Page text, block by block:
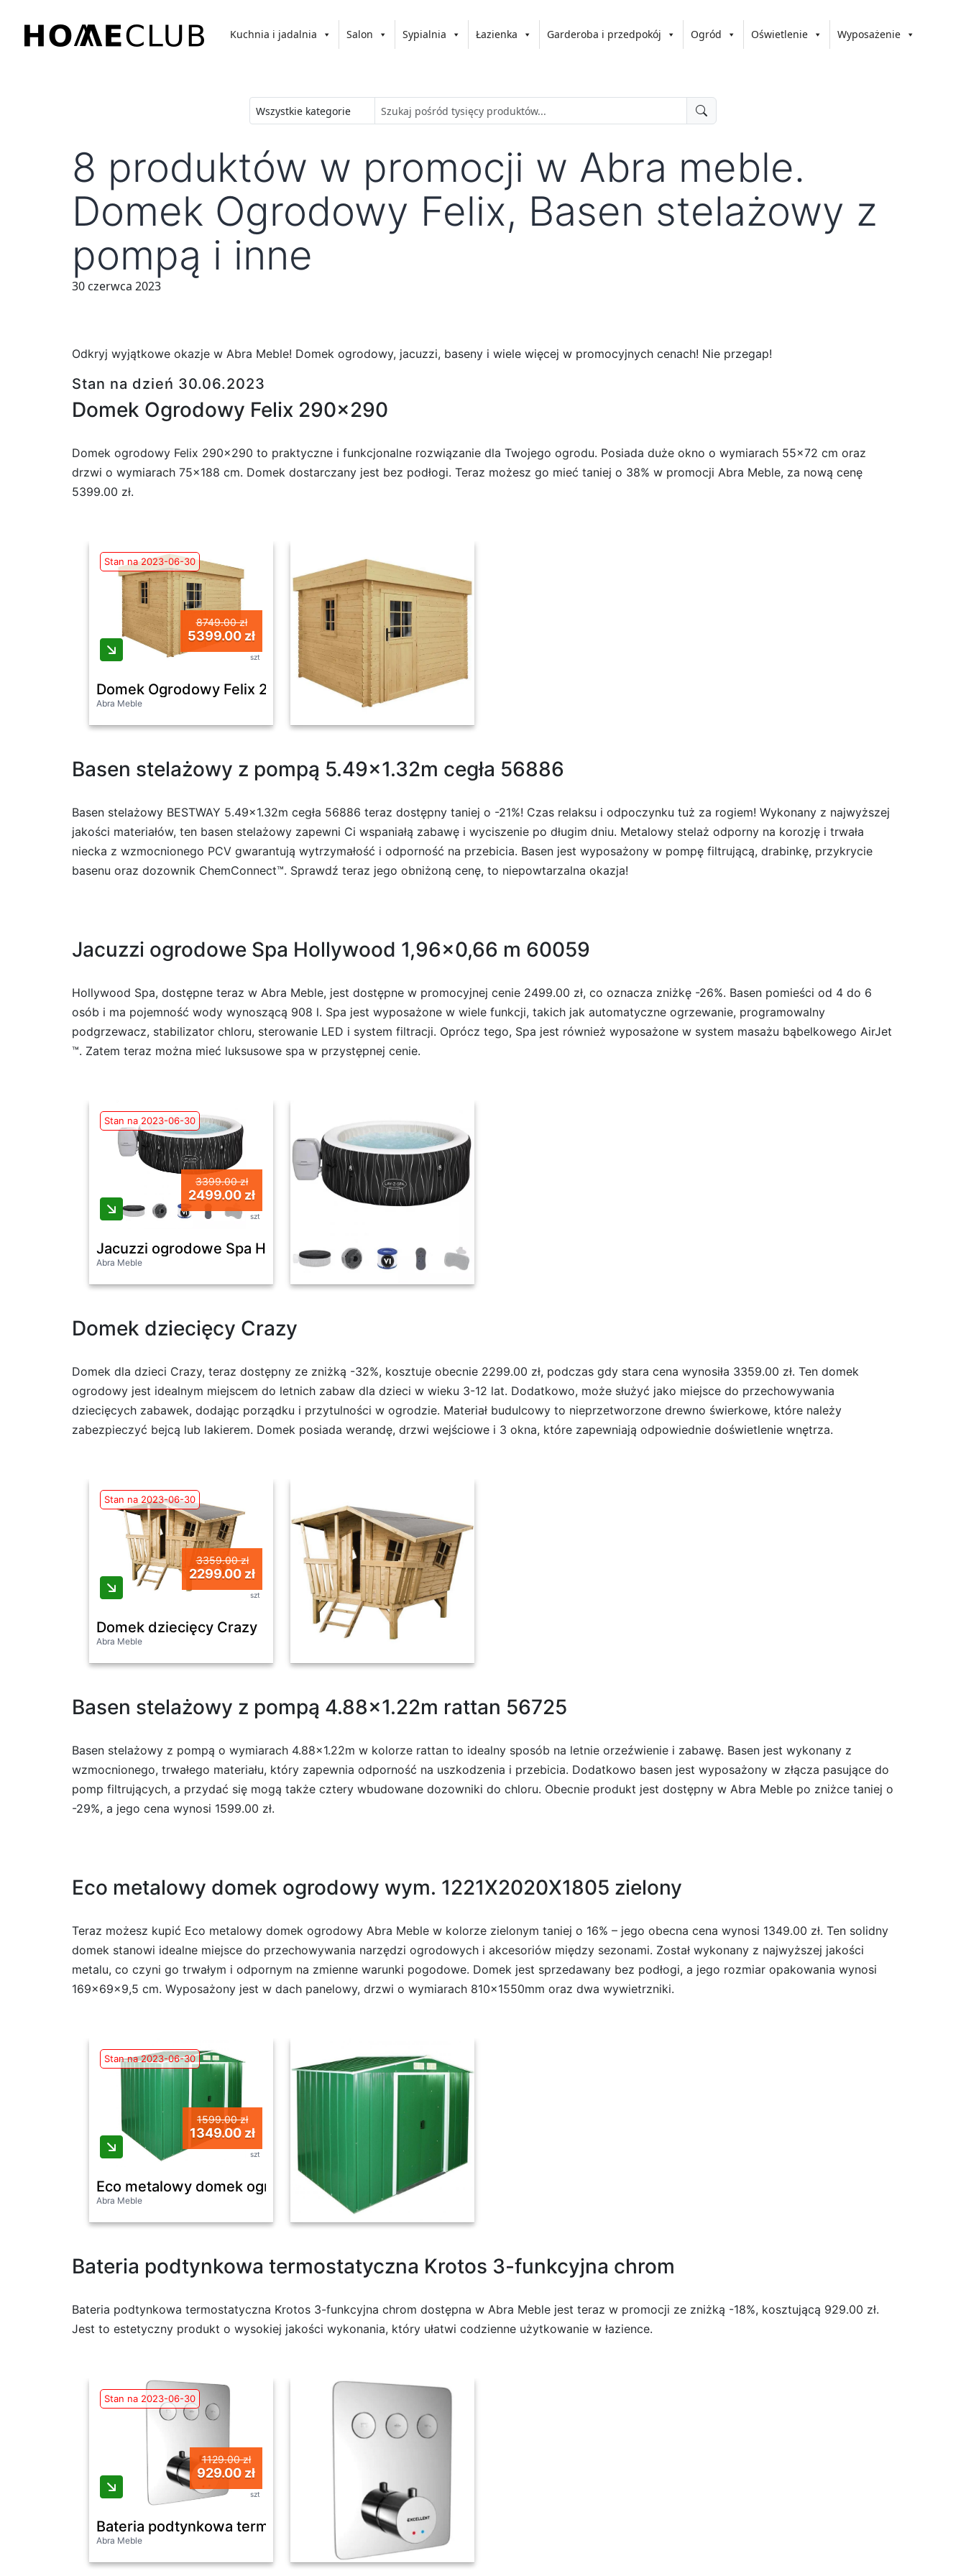
treści
Kuchnia i jadalnia Salon Sypialnia Łazienka Garderoba i przedpokój Ogród Oświetlenie Wyposażenie
8 produktów w promocji w Abra meble.
Domek Ogrodowy Felix, Basen stelażowy z
pompą i inne
30 czerwca 2023
Odkryj wyjątkowe okazje w Abra Meble! Domek ogrodowy, jacuzzi, baseny i wiele więcej w promocyjnych cenach! Nie przegap!
Stan na dzień 30.06.2023
Domek Ogrodowy Felix 290×290
Domek ogrodowy Felix 290×290 to praktyczne i funkcjonalne rozwiązanie dla Twojego ogrodu. Posiada duże okno o wymiarach 55×72 cm oraz
drzwi o wymiarach 75×188 cm. Domek dostarczany jest bez podłogi. Teraz możesz go mieć taniej o 38% w promocji Abra Meble, za nową cenę
5399.00 zł.
Stan na 2023-06-30
8749.00 zł
5399.00 zł
szt
Domek Ogrodowy Felix 290x290
Abra Meble
Basen stelażowy z pompą 5.49×1.32m cegła 56886
Basen stelażowy BESTWAY 5.49×1.32m cegła 56886 teraz dostępny taniej o -21%! Czas relaksu i odpoczynku tuż za rogiem! Wykonany z najwyższej
jakości materiałów, ten basen stelażowy zapewni Ci wspaniałą zabawę i wyciszenie po długim dniu. Metalowy stelaż odporny na korozję i trwała
niecka z wzmocnionego PCV gwarantują wytrzymałość i odporność na przebicia. Basen jest wyposażony w pompę filtrującą, drabinkę, przykrycie
basenu oraz dozownik ChemConnect™. Sprawdź teraz jego obniżoną cenę, to niepowtarzalna okazja!
Jacuzzi ogrodowe Spa Hollywood 1,96×0,66 m 60059
Hollywood Spa, dostępne teraz w Abra Meble, jest dostępne w promocyjnej cenie 2499.00 zł, co oznacza zniżkę -26%. Basen pomieści od 4 do 6
osób i ma pojemność wody wynoszącą 908 l. Spa jest wyposażone w wiele funkcji, takich jak automatyczne ogrzewanie, programowalny
podgrzewacz, stabilizator chloru, sterowanie LED i system filtracji. Oprócz tego, Spa jest również wyposażone w system masażu bąbelkowego AirJet
™. Zatem teraz można mieć luksusowe spa w przystępnej cenie.
Stan na 2023-06-30
3399.00 zł
2499.00 zł
szt
Jacuzzi ogrodowe Spa Hollywood 1,96x0,66 m 60059
Abra Meble
Domek dziecięcy Crazy
Domek dla dzieci Crazy, teraz dostępny ze zniżką -32%, kosztuje obecnie 2299.00 zł, podczas gdy stara cena wynosiła 3359.00 zł. Ten domek
ogrodowy jest idealnym miejscem do letnich zabaw dla dzieci w wieku 3-12 lat. Dodatkowo, może służyć jako miejsce do przechowywania
dziecięcych zabawek, dodając porządku i przytulności w ogrodzie. Materiał budulcowy to nieprzetworzone drewno świerkowe, które należy
zabezpieczyć bejcą lub lakierem. Domek posiada werandę, drzwi wejściowe i 3 okna, które zapewniają odpowiednie doświetlenie wnętrza.
Stan na 2023-06-30
3359.00 zł
2299.00 zł
szt
Domek dziecięcy Crazy
Abra Meble
Basen stelażowy z pompą 4.88×1.22m rattan 56725
Basen stelażowy z pompą o wymiarach 4.88×1.22m w kolorze rattan to idealny sposób na letnie orzeźwienie i zabawę. Basen jest wykonany z
wzmocnionego, trwałego materiału, który zapewnia odporność na uszkodzenia i przebicia. Dodatkowo basen jest wyposażony w złącza pasujące do
pomp filtrujących, a przydać się mogą także cztery wbudowane dozowniki do chloru. Obecnie produkt jest dostępny w Abra Meble po zniżce taniej o
-29%, a jego cena wynosi 1599.00 zł.
Eco metalowy domek ogrodowy wym. 1221X2020X1805 zielony
Teraz możesz kupić Eco metalowy domek ogrodowy Abra Meble w kolorze zielonym taniej o 16% – jego obecna cena wynosi 1349.00 zł. Ten solidny
domek stanowi idealne miejsce do przechowywania narzędzi ogrodowych i akcesoriów między sezonami. Został wykonany z najwyższej jakości
metalu, co czyni go trwałym i odpornym na zmienne warunki pogodowe. Domek jest sprzedawany bez podłogi, a jego rozmiar opakowania wynosi
169x69x9,5 cm. Wyposażony jest w dach panelowy, drzwi o wymiarach 810x1550mm oraz dwa wywietrzniki.
Stan na 2023-06-30
1599.00 zł
1349.00 zł
szt
Eco metalowy domek ogrodowy wym. 1221X2020X1805 zielony
Abra Meble
Bateria podtynkowa termostatyczna Krotos 3-funkcyjna chrom
Bateria podtynkowa termostatyczna Krotos 3-funkcyjna chrom dostępna w Abra Meble jest teraz w promocji ze zniżką -18%, kosztującą 929.00 zł.
Jest to estetyczny produkt o wysokiej jakości wykonania, który ułatwi codzienne użytkowanie w łazience.
Stan na 2023-06-30
1129.00 zł
929.00 zł
szt
Bateria podtynkowa termostatyczna Krotos 3-funkcyjna chrom
Abra Meble